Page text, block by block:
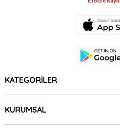
KATEGORİLER
KURUMSAL